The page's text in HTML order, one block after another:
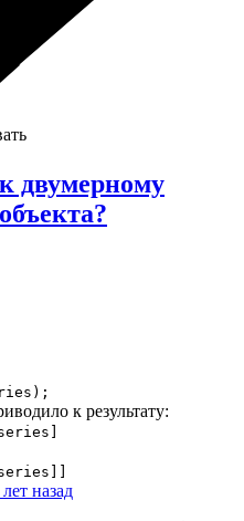
двумерному
к результату:
назад